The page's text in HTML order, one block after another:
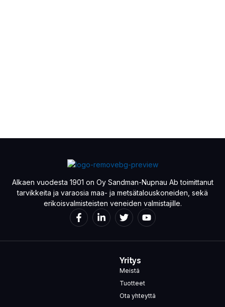
Alkaen vuodesta 1901 on Oy Sandman-Nupnau Ab toimittanut
tarvikkeita ja varaosia maa- ja metsätalouskoneiden, sekä
erikoisvalmisteisten veneiden valmistajille.
Yritys
Meistä
Tuotteet
Ota yhteyttä